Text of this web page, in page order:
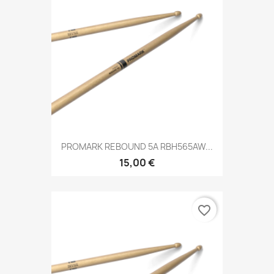
PROMARK REBOUND 5A RBH565AW...
15,00 €
favorite_border